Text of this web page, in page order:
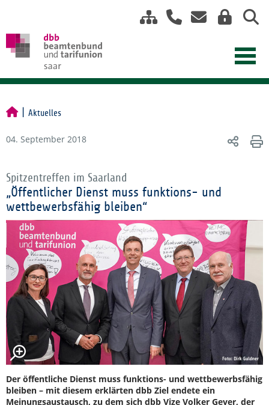
Aktuelles
04. September 2018
Spitzentreffen im Saarland
„Öffentlicher Dienst muss funktions- und
wettbewerbsfähig bleiben“
Der öffentliche Dienst muss funktions- und wettbewerbsfähig
bleiben – mit diesem erklärten dbb Ziel endete ein
Meinungsaustausch, zu dem sich dbb Vize Volker Geyer, der